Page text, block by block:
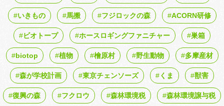
いきもの 馬搬 フジロックの森 ACORN研修
ビオトープ ホースロギングファニチャー 巣箱
biotop 植物 檜原村 野生動物 多摩産材
森が学校計画 東京チェンソーズ くま 獣害
復興の森 フクロウ 森林環境税 森林環境譲与税